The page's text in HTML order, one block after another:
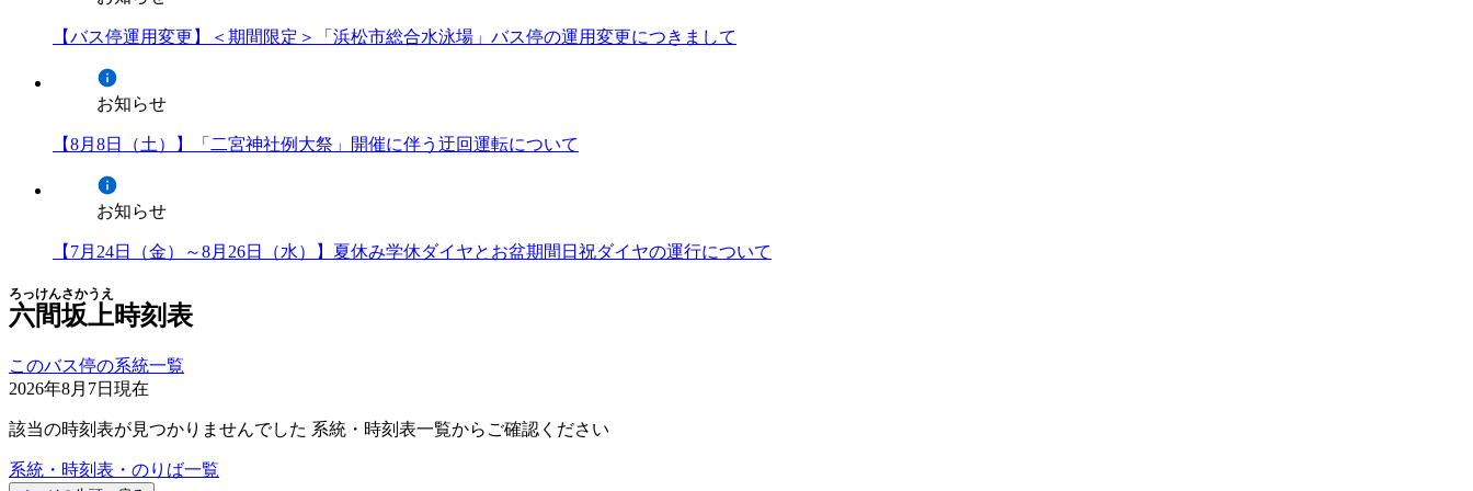
【バス停運用変更】＜期間限定＞「浜松市総合水泳場」バス停の運用変更につきまして
お知らせ
【8月8日（土）】「二宮神社例大祭」開催に伴う迂回運転について
お知らせ
【7月24日（金）～8月26日（水）】夏休み学休ダイヤとお盆期間日祝ダイヤの運行について
六間坂上
ろっけんさかうえ
時刻表
このバス停の系統一覧
2026年8月7日 現在
該当の時刻表が見つかりませんでした 系統・時刻表一覧からご確認ください
系統・時刻表・のりば一覧